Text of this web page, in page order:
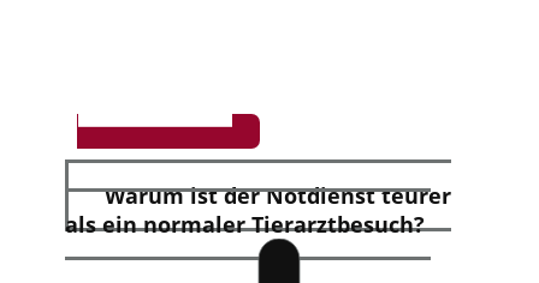
Warum ist der Notdienst teurer
als ein normaler Tierarztbesuch?